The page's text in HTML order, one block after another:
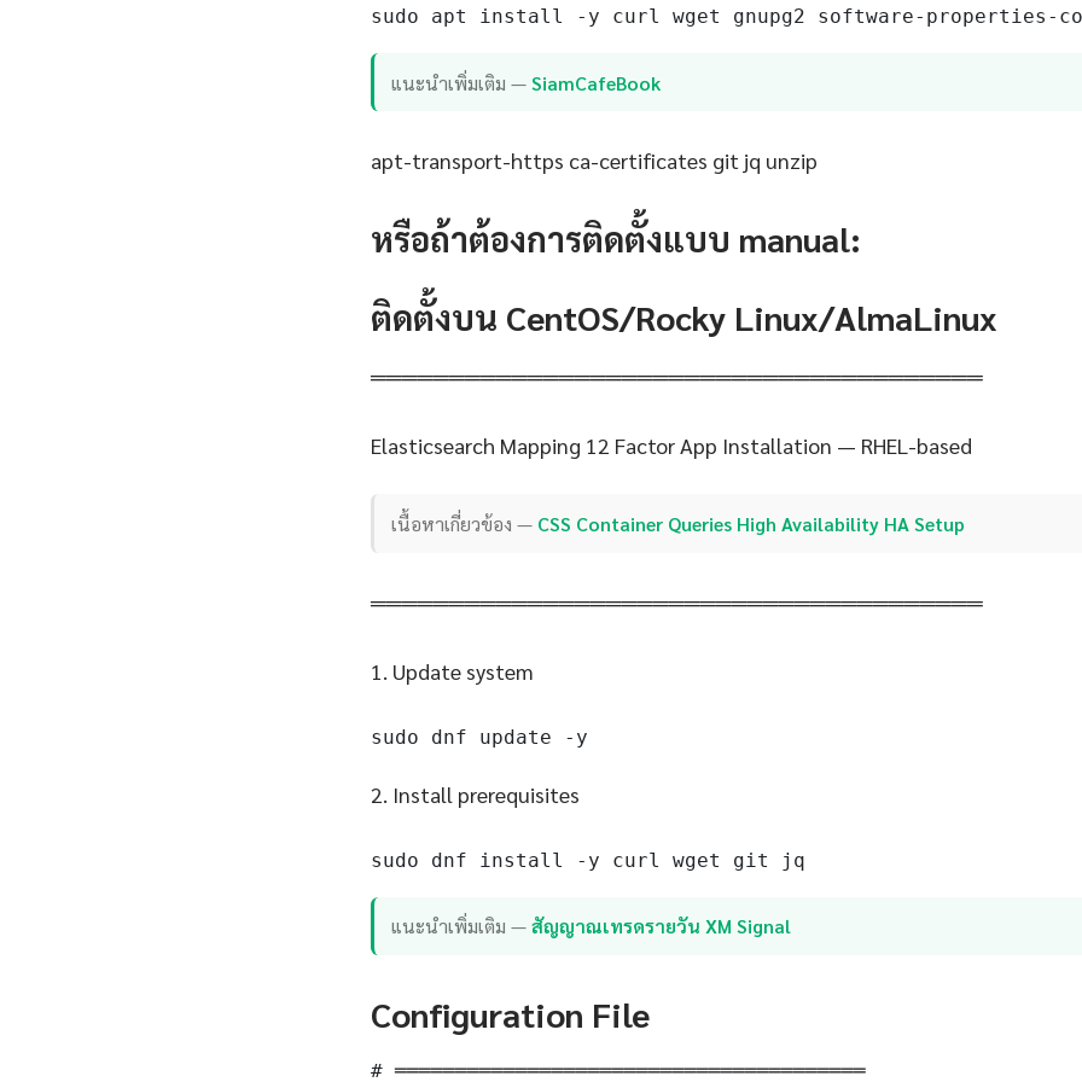
sudo apt install -y curl wget gnupg2 software-properties-
แนะนำเพิ่มเติม —SiamCafeBook
apt-transport-https ca-certificates git jq unzip
หรือถ้าต้องการติดตั้งแบบ manual:
ติดตั้งบน CentOS/Rocky Linux/AlmaLinux
═══════════════════════════════════════
Elasticsearch Mapping 12 Factor App Installation — RHEL-based
เนื้อหาเกี่ยวข้อง — CSS Container Queries High Availability HA Setup
═══════════════════════════════════════
1. Update system
sudo dnf update -y
2. Install prerequisites
sudo dnf install -y curl wget git jq
แนะนำเพิ่มเติม —สัญญาณเทรดรายวัน XM Signal
Configuration File
# ═══════════════════════════════════════